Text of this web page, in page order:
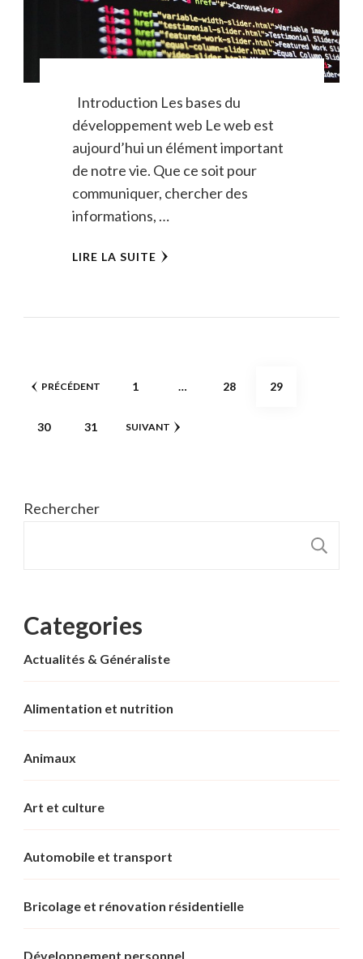
Introduction Les bases du
développement web Le web est
aujourd’hui un élément important
de notre vie. Que ce soit pour
communiquer, chercher des
informations, …
LIRE LA SUITE
Pagination
publications
PRÉCÉDENT PAGE
1 … PAGE
28 PAGE
29
PAGE
30 PAGE
31 SUIVANT
Rechercher
Categories
Actualités & Généraliste
Alimentation et nutrition
Animaux
Art et culture
Automobile et transport
Bricolage et rénovation résidentielle
Développement personnel